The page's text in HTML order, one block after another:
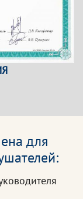
для